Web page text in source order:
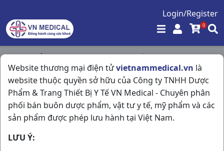
Login/Register
0
Website thương mại điện tửvietnammedical.vn là
website thuộc quyền sở hữu của Công ty TNHH Dược
Phẩm & Trang Thiết Bị Y Tế VN Medical - Chuyên phân
phối bán buôn dược phẩm, vật tư y tế, mỹ phẩm và các
sản phẩm được phép lưu hành tại Việt Nam.
LƯU Ý:
Trang chủ / Kháng Sinh - Kháng Nấm - Kháng Virus /
Cefpodoxim 200- Hv H30vbf US Pharma USA